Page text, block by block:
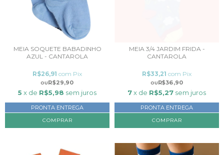
MEIA SOQUETE BABADINHO
AZUL - CANTAROLA
R$29,90
R$26,91 com Pix
5 x de R$5,98 sem juros
PRONTA ENTREGA
COMPRAR
MEIA 3/4 JARDIM FRIDA -
CANTAROLA
R$36,90
R$33,21 com Pix
7x de R$5,27 sem juros
PRONTA ENTREGA
COMPRAR